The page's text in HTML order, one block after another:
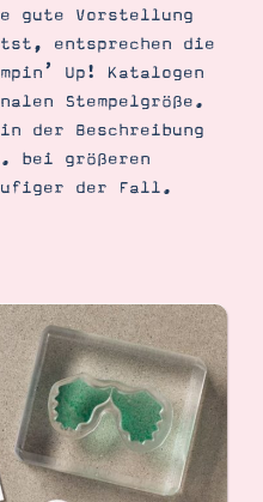
gute Vorstellung
entsprechen die
Up! Katalogen
Stempelgröße.
der Beschreibung
bei größeren
der Fall.